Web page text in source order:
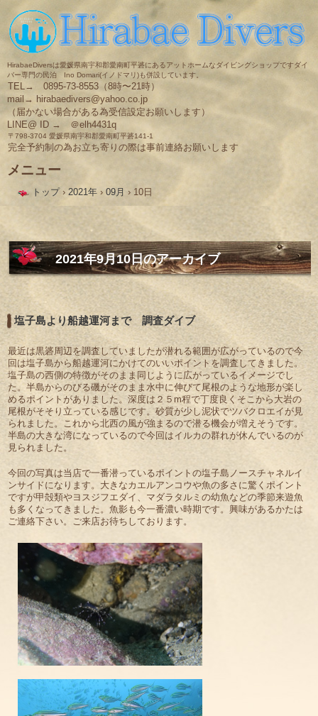
HirabaeDiversは愛媛県南宇和郡愛南町平碆にあるアットホームなダイビングショップですダイ
バー専門の民泊 Ino Domari(イノドマリ)も併設しています。
TEL→ 0895-73-8553（8時〜21時）
mail→ hirabaedivers@yahoo.co.jp
（届かない場合がある為受信設定お願いします）
LINE@ ID → ＠elh4431q
〒798-3704 愛媛県南宇和郡愛南町平碆141-1
完全予約制の為お立ち寄りの際は事前連絡お願いします
メニュー
へ
ス
キ
ッ
プ
トップ › 2021年 › 09月 › 10日
2021年9月10日のアーカイブ
塩子島より船越運河まで 調査ダイブ
最近は黒碆周辺を調査していましたが潜れる範囲が広がっているので今
回は塩子島から船越運河にかけてのいいポイントを調査してきました。
塩子島の西側の特徴がそのまま同じように広がっているイメージでし
た。半島からのびる磯がそのまま水中に伸びて尾根のような地形が楽し
めるポイントがありました。深度は２５m程で丁度良くそこから大岩の
尾根がそそり立っている感じです。砂質が少し泥状でツバクロエイが見
られました。これから北西の風が強まるので潜る機会が増えそうです。
半島の大きな湾になっているので今回はイルカの群れが休んでいるのが
見られました。
今回の写真は当店で一番潜っているポイントの塩子島ノースチャネルイ
ンサイドになります。大きなカエルアンコウや魚の多さに驚くポイント
ですが甲殻類やヨスジフエダイ、マダラタルミの幼魚などの季節来遊魚
も多くなってきました。魚影も今一番濃い時期です。興味があるかたは
ご連絡下さい。ご来店お待ちしております。